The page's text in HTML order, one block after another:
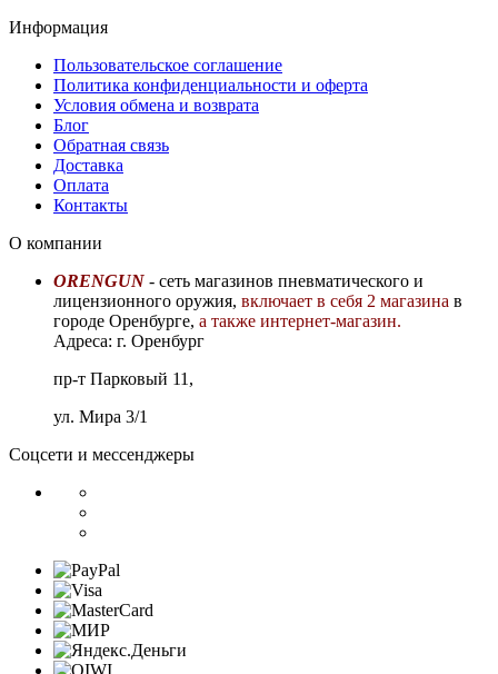
Информация
Пользовательское соглашение
Политика конфиденциальности и оферта
Условия обмена и возврата
Блог
Обратная связь
Доставка
Оплата
Контакты
О компании
ORENGUN - сеть магазинов пневматического и
лицензионного оружия, включает в себя 2 магазина в
городе Оренбурге, а также интернет-магазин.
Адреса: г. Оренбург
пр-т Парковый 11,
ул. Мира 3/1
Соцсети и мессенджеры